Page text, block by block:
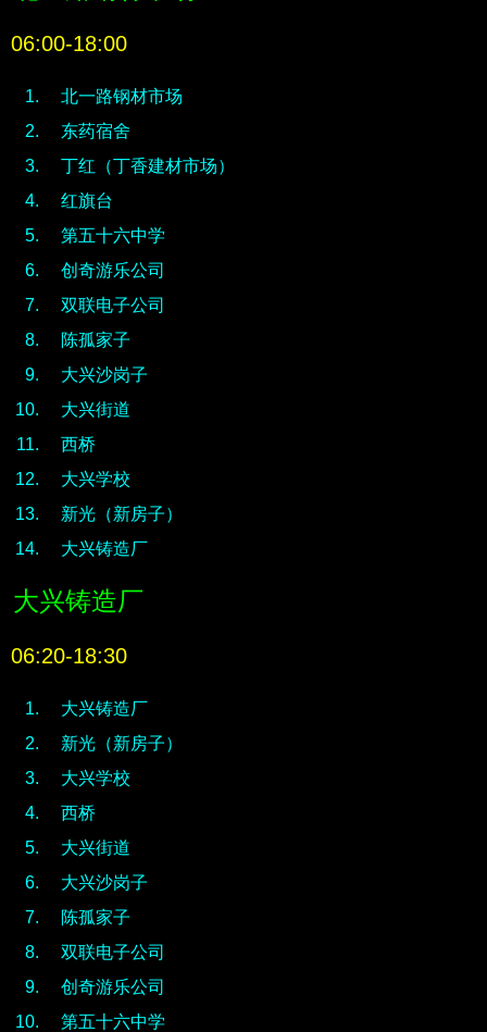
06:00-18:00
北一路钢材市场
东药宿舍
丁红（丁香建材市场）
红旗台
第五十六中学
创奇游乐公司
双联电子公司
陈孤家子
大兴沙岗子
大兴街道
西桥
大兴学校
新光（新房子）
大兴铸造厂
大兴铸造厂
06:20-18:30
大兴铸造厂
新光（新房子）
大兴学校
西桥
大兴街道
大兴沙岗子
陈孤家子
双联电子公司
创奇游乐公司
第五十六中学